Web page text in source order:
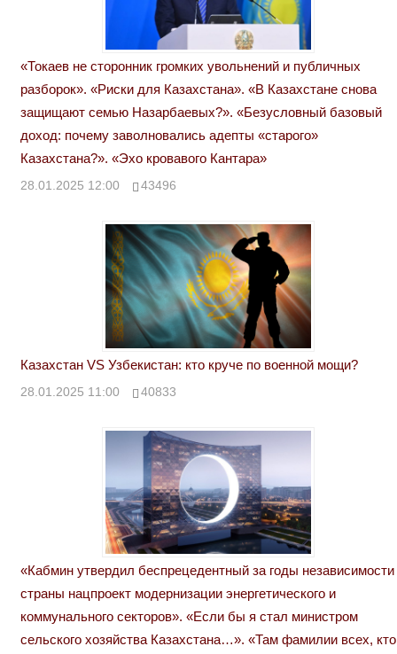
«Токаев не сторонник громких увольнений и публичных
разборок». «Риски для Казахстана». «В Казахстане снова
защищают семью Назарбаевых?». «Безусловный базовый
доход: почему заволновались адепты «старого»
Казахстана?». «Эхо кровавого Кантара»
28.01.2025 12:00 43496
Казахстан VS Узбекистан: кто круче по военной мощи?
28.01.2025 11:00 40833
«Кабмин утвердил беспрецедентный за годы независимости
страны нацпроект модернизации энергетического и
коммунального секторов». «Если бы я стал министром
сельского хозяйства Казахстана…». «Там фамилии всех, кто